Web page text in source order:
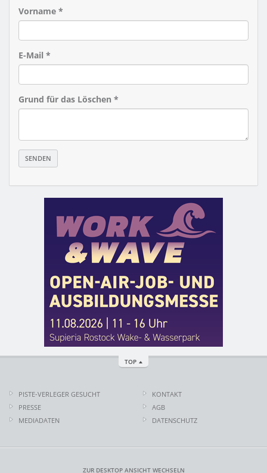
Vorname *
E-Mail *
Grund für das Löschen *
TOP
PISTE-VERLEGER GESUCHT
PRESSE
MEDIADATEN
KONTAKT
AGB
DATENSCHUTZ
ZUR DESKTOP ANSICHT WECHSELN